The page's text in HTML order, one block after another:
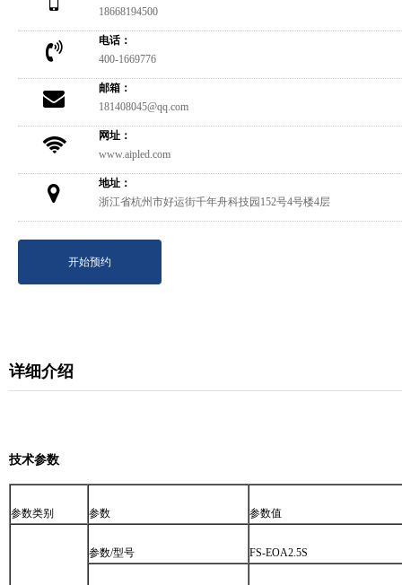
18668194500
电话：
400-1669776
邮箱：
181408045@qq.com
网址：
www.aipled.com
地址：
浙江省杭州市好运街千年舟科技园152号4号楼4层
开始预约
详细介绍
技术参数
参数类别 参数 参数值
参数/型号 FS-EOA2.5S